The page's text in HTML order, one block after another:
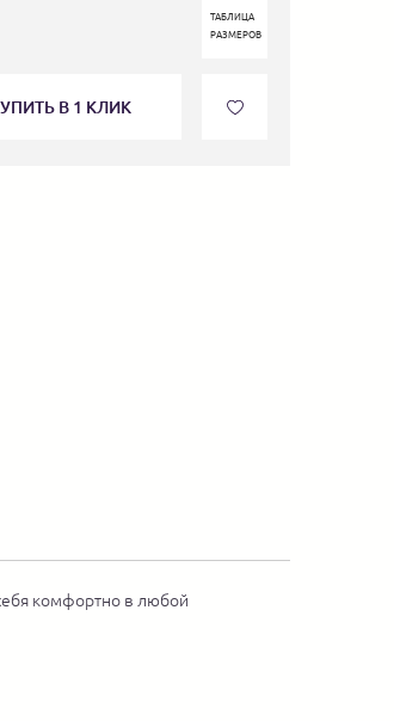
ТАБЛИЦА
РАЗМЕРОВ
В 1 КЛИК
комфортно в любой